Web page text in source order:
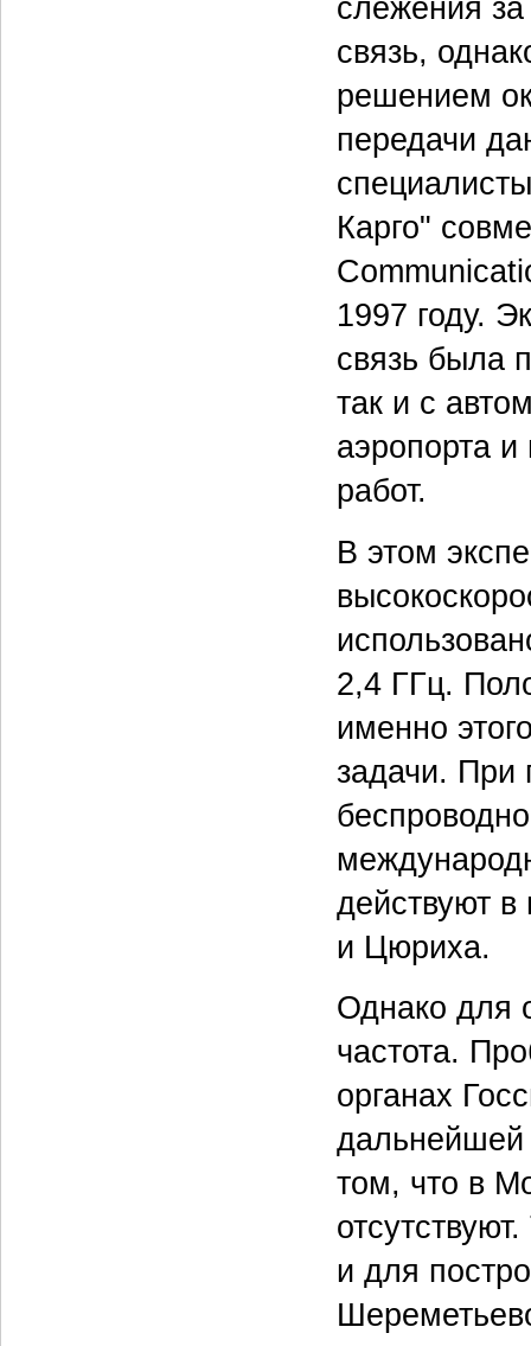
слежения
связь,
решением
передачи
Карго"
1997 году.
связь была
так и с
аэропорта и
работ.
В этом
2,4 ГГц.
именно
задачи. При
действуют
и Цюриха.
Однако для
частота.
органах
дальнейшей
том, что в
и для